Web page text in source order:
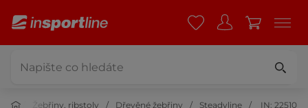
Žebřiny, ribstoly Dřevěné žebřiny Steadyline IN: 22510